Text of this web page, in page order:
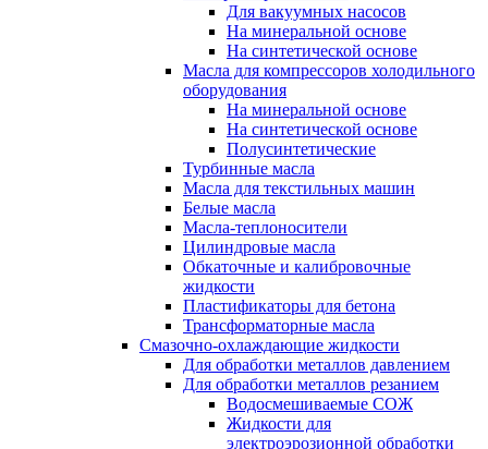
Для вакуумных насосов
На минеральной основе
На синтетической основе
Масла для компрессоров холодильного
оборудования
На минеральной основе
На синтетической основе
Полусинтетические
Турбинные масла
Масла для текстильных машин
Белые масла
Масла-теплоносители
Цилиндровые масла
Обкаточные и калибровочные
жидкости
Пластификаторы для бетона
Трансформаторные масла
Смазочно-охлаждающие жидкости
Для обработки металлов давлением
Для обработки металлов резанием
Водосмешиваемые СОЖ
Жидкости для
электроэрозионной обработки